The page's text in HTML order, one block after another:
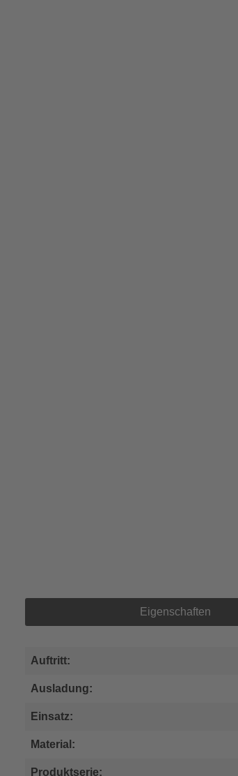
Eigenschaften
Auftritt:
Ausladung:
Einsatz:
Material:
Produktserie: